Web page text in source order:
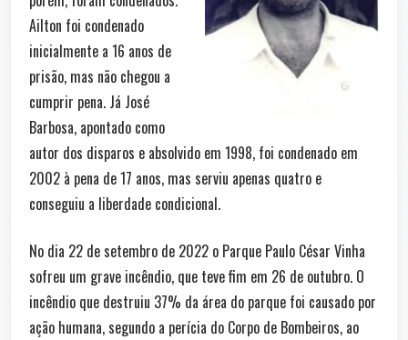
Ailton foi condenado
inicialmente a 16 anos de
prisão, mas não chegou a
cumprir pena. Já José
Barbosa, apontado como
autor dos disparos e absolvido em 1998, foi condenado em
2002 à pena de 17 anos, mas serviu apenas quatro e
conseguiu a liberdade condicional.
No dia 22 de setembro de 2022 o Parque Paulo César Vinha
sofreu um grave incêndio, que teve fim em 26 de outubro. O
incêndio que destruiu 37% da área do parque foi causado por
ação humana, segundo a perícia do Corpo de Bombeiros, ao